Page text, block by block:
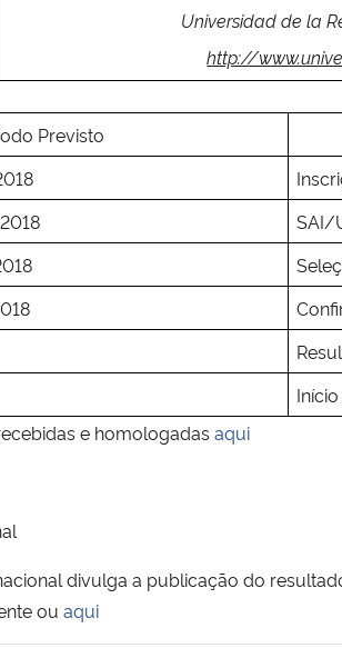
Universidad de la
http://
Previsto
SAI/
e homologadas aqui
divulga a publicação do
ou aqui